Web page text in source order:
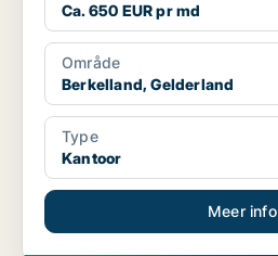
Ca. 650 EUR pr md
Område
Berkelland, Gelderland
Type
Kantoor
Meer info